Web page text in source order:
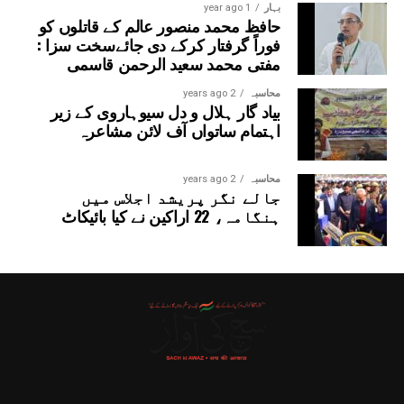
بہار 1 year ago
حافظ محمد منصور عالم کے قاتلوں کو
فوراً گرفتار کرکے دی جائےسخت سزا :
مفتی محمد سعید الرحمن قاسمی
محاسبہ 2 years ago
بیاد گار ہلال و دل سیوہاروی کے زیر
اہتمام ساتواں آف لائن مشاعرہ
محاسبہ 2 years ago
جالے نگر پریشد اجلاس میں
ہنگامہ، 22 اراکین نے کیا بائیکاٹ